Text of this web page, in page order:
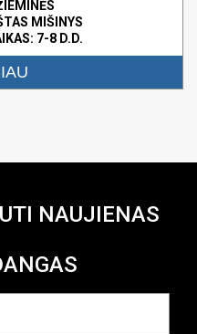
MIŠINYS
7-8 D.D.
NAUJIENAS